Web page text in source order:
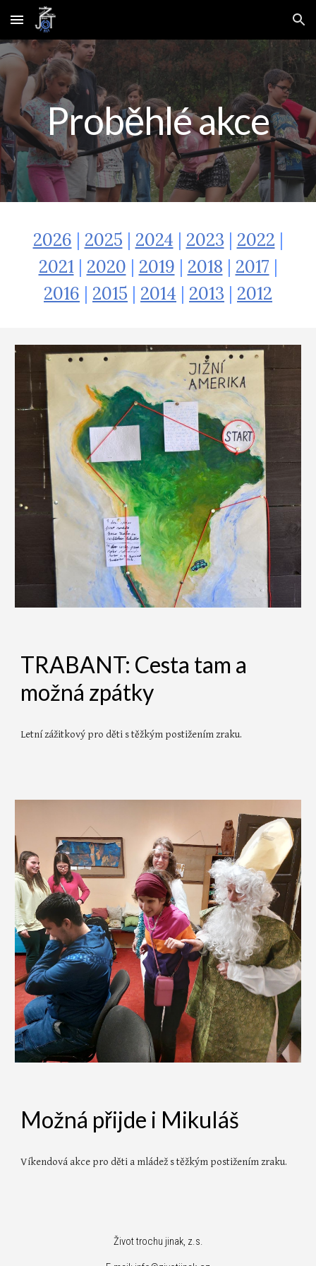
Skip to main content Skip to navigation
Proběhlé akce
2026 | 2025 | 2024 | 2023 | 2022 |
2021 | 2020 | 2019 | 2018 | 2017 |
2016 | 2015 | 2014 | 2013 | 2012
TRABANT: Cesta tam a
možná zpátky
Letnízážitkový pro děti s těžkým postižením zraku.
Možná přijde i Mikuláš
Víkendová akce pro děti a mládež s těžkým postižením zraku.
Život trochu jinak, z.s.